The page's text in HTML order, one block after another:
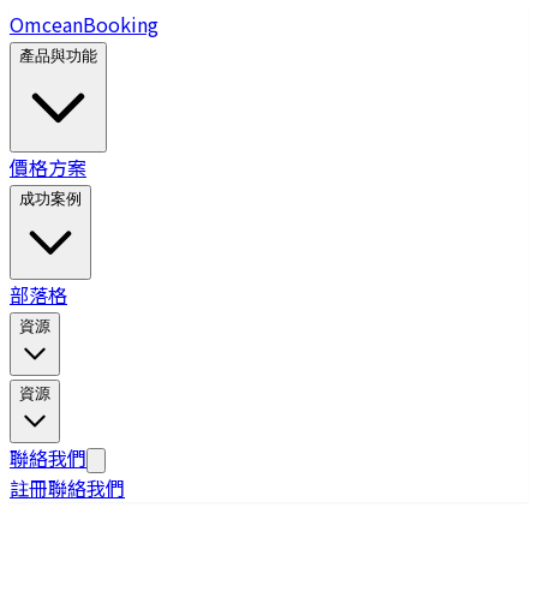
OmceanBooking
產品與功能
價格方案
成功案例
部落格
資源
資源
聯絡我們
註冊聯絡我們